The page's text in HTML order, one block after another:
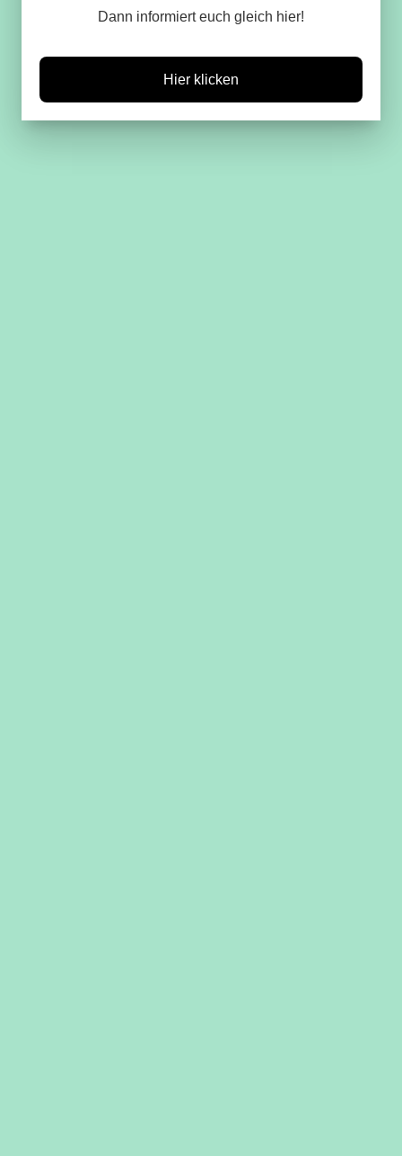
Dann informiert euch gleich hier!
Hier klicken